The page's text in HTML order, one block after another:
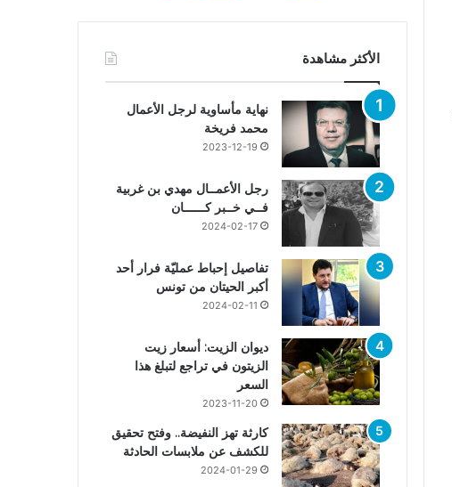
الأكثر مشاهدة
نهاية مأساوية لرجل الأعمال
محمد فريخة
2023-12-19
رجل الأعمــال مهدي بن غربية
فــي خــبر كــــــان
2024-02-17
تفاصيل إحباط عمليّة فرار أحد
أكبر الحيتان من تونس
2024-02-11
ديوان الزيت: أسعار زيت
الزيتون في تراجع لتبلغ هذا
السعر
2023-11-20
كارثة تهز النفيضة.. وفتح تحقيق
للكشف عن ملابسات الحادثة
2024-01-29